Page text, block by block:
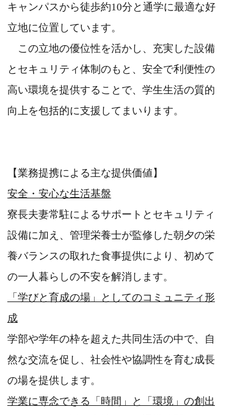
キャンパスから徒歩約10分と通学に最適な好
立地に位置しています。
この立地の優位性を活かし、充実した設備
とセキュリティ体制のもと、安全で利便性の
高い環境を提供することで、学生生活の質的
向上を包括的に支援してまいります。
【業務提携による主な提供価値】
安全・安心な生活基盤
寮長夫妻常駐によるサポートとセキュリティ
設備に加え、管理栄養士が監修した朝夕の栄
養バランスの取れた食事提供により、初めて
の一人暮らしの不安を解消します。
「学びと育成の場」としてのコミュニティ形
成
学部や学年の枠を超えた共同生活の中で、自
然な交流を促し、社会性や協調性を育む成長
の場を提供します。
学業に専念できる「時間」と「環境」の創出